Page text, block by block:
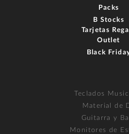
Packs
B Stocks
Tarjetas
Outlet
Black
Teclados
Material de
Guitarra y
Monitores de